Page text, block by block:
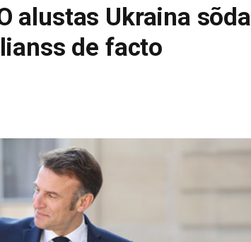
alustas Ukraina sõda
de facto